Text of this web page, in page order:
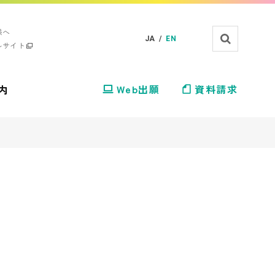
イト
JA / EN
Web出願 資料請求